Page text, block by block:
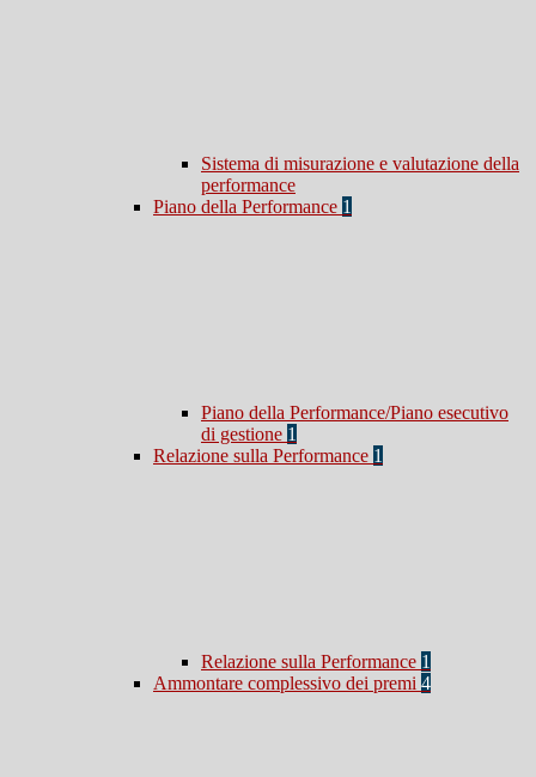
Sistema di misurazione e valutazione della
performance
Piano della Performance 1
Piano della Performance/Piano esecutivo
di gestione 1
Relazione sulla Performance 1
Relazione sulla Performance 1
Ammontare complessivo dei premi 4